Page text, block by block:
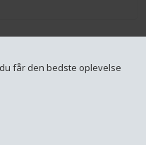
får den bedste oplevelse